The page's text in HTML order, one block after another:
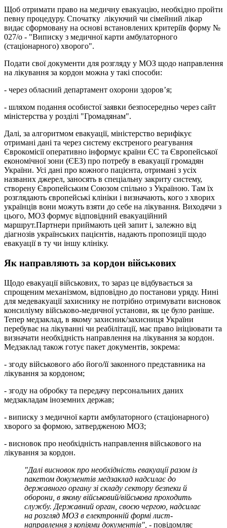
Щоб отримати право на медичну евакуацію, необхідно пройти
певну процедуру. Спочатку лікуючий чи сімейний лікар
видає сформовану на основі встановлених критеріїв форму №
027/о - "Виписку з медичної карти амбулаторного
(стаціонарного) хворого".
Подати свої документи для розгляду у МОЗ щодо направлення
на лікування за кордон можна у такі способи:
- через обласний департамент охорони здоров’я;
- шляхом подання особистої заявки безпосередньо через сайт
міністерства у розділі "Громадянам".
Далі, за алгоритмом евакуації, міністерство верифікує
отримані дані та через систему екстреного реагування
Єврокомісії оперативно інформує країни ЄС та Європейської
економічної зони (ЄЕЗ) про потребу в евакуації громадян
України. Усі дані про кожного пацієнта, отримані з усіх
названих джерел, заносять в спеціальну закриту систему,
створену Європейським Союзом спільно з Україною. Там їх
розглядають європейські клініки і визначають, кого з хворих
українців вони можуть взяти до себе на лікування. Виходячи з
цього, МОЗ формує відповідний евакуаційний
маршрут.Партнери приймають цей запит і, залежно від
діагнозів українських пацієнтів, надають пропозиції щодо
евакуації в ту чи іншу клініку.
Як направляють за кордон військових
Щодо евакуації військових, то зараз це відбувається за
спрощеним механізмом, відповідно до постанови уряду. Нині
для медевакуації захиснику не потрібно отримувати висновок
консиліуму військово-медичної установи, як це було раніше.
Тепер медзаклад, в якому захисник/захисниця України
перебуває на лікуванні чи реабілітації, має право ініціювати та
визначати необхідність направлення на лікування за кордон.
Медзаклад також готує пакет документів, зокрема:
- згоду військового або його/її законного представника на
лікування за кордоном;
- згоду на обробку та передачу персональних даних
медзакладам іноземних держав;
- виписку з медичної карти амбулаторного (стаціонарного)
хворого за формою, затвердженою МОЗ;
- висновок про необхідність направлення військового на
лікування за кордон.
"Далі висновок про необхідність евакуації разом із
пакетом документів медзаклад надсилає до
державного органу зі складу сектору безпеки й
оборони, в якому військовий/військова проходить
службу. Державний орган, своєю чергою, надсилає
на розгляд МОЗ в електронній формі лист-
направлення з копіями документів", - повідомляє